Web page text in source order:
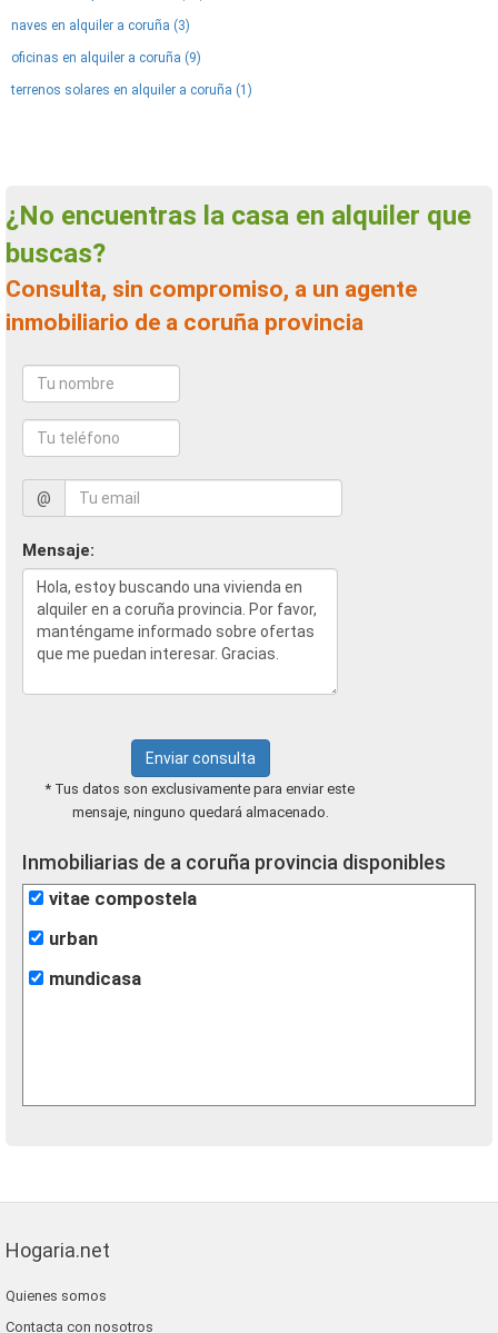
naves en alquiler a coruña (3)
oficinas en alquiler a coruña (9)
terrenos solares en alquiler a coruña (1)
¿No encuentras la casa en alquiler que
buscas?
Consulta, sin compromiso, a un agente
inmobiliario de a coruña provincia
@
Mensaje:
Enviar consulta
* Tus datos son exclusivamente para enviar este
mensaje, ninguno quedará almacenado.
Inmobiliarias de a coruña provincia disponibles
vitae compostela
urban
mundicasa
Hogaria.net
Quienes somos
Contacta con nosotros